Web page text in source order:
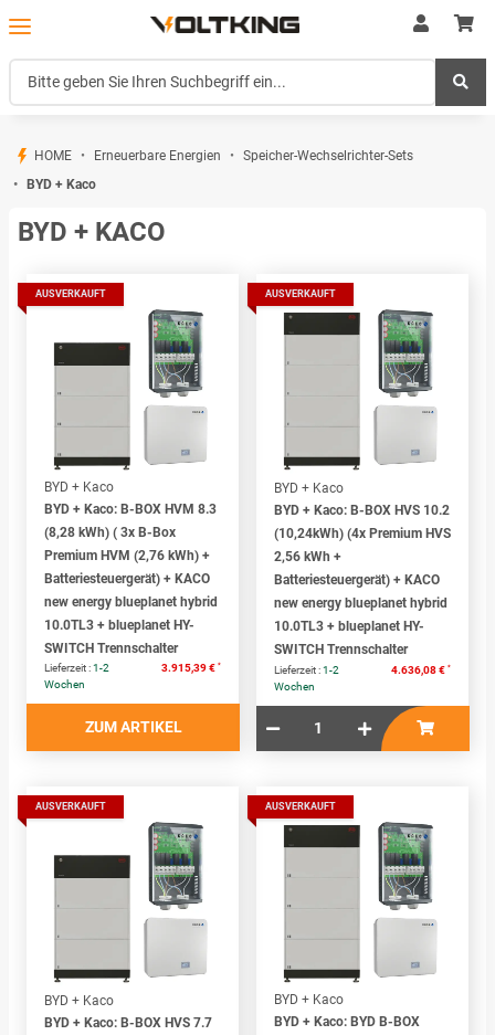
HOME Erneuerbare Energien
Speicher-Wechselrichter-Sets
BYD + Kaco
BYD + KACO
AUSVERKAUFT
BYD + Kaco
BYD + Kaco: B-BOX HVM 8.3
(8,28 kWh) ( 3x B-Box
Premium HVM (2,76 kWh) +
Batteriesteuergerät) + KACO
new energy blueplanet hybrid
10.0TL3 + blueplanet HY-
SWITCH Trennschalter
Lieferzeit :1-2
Wochen
3.915,39 € *
ZUM ARTIKEL
AUSVERKAUFT
BYD + Kaco
BYD + Kaco: B-BOX HVS 10.2
(10,24kWh) (4x Premium HVS
2,56 kWh +
Batteriesteuergerät) + KACO
new energy blueplanet hybrid
10.0TL3 + blueplanet HY-
SWITCH Trennschalter
Lieferzeit :1-2
Wochen
4.636,08 € *
AUSVERKAUFT
BYD + Kaco
BYD + Kaco: B-BOX HVS 7.7
AUSVERKAUFT
BYD + Kaco
BYD + Kaco: BYD B-BOX